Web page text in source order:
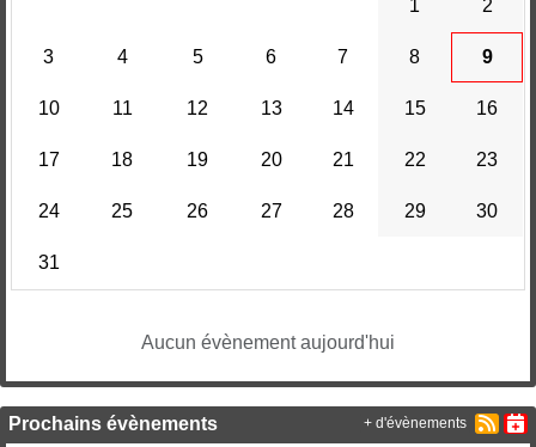
1 2
3 4 5 6 7 8 9
10 11 12 13 14 15 16
17 18 19 20 21 22 23
24 25 26 27 28 29 30
31
Aucun évènement aujourd'hui
Prochains évènements + d'évènements